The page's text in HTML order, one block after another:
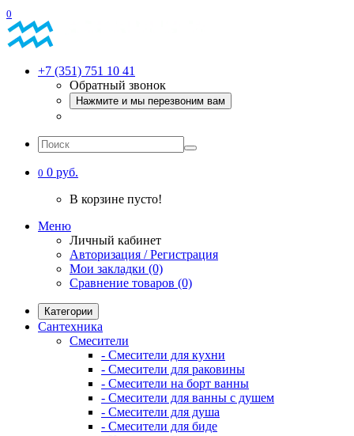
0
+7 (351) 751 10 41
Обратный звонок
Нажмите и мы перезвоним вам
0 0 руб.
В корзине пусто!
Меню
Личный кабинет
Авторизация / Регистрация
Мои закладки (0)
Сравнение товаров (0)
Категории
Сантехника
Смесители
- Смесители для кухни
- Смесители для раковины
- Смесители на борт ванны
- Смесители для ванны с душем
- Смесители для душа
- Смесители для биде